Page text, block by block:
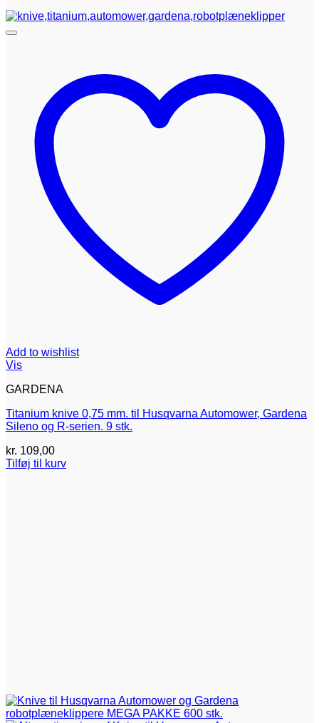
Add to wishlist
Vis
GARDENA
Titanium knive 0,75 mm. til Husqvarna Automower, Gardena
Sileno og R-serien. 9 stk.
kr. 109,00
Tilføj til kurv